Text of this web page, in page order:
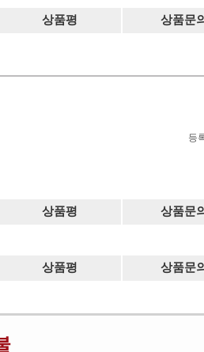
상품평 상품문
등
상품평 상품문
상품평 상품문